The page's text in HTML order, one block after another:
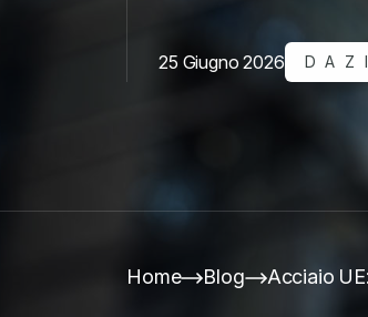
25 Giugno 2026 DAZI
Home Blog Acciaio